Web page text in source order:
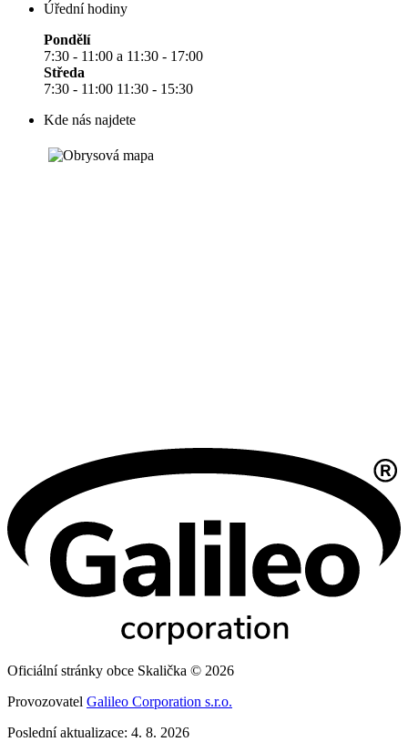
Úřední hodiny
Pondělí
7:30 - 11:00 a 11:30 - 17:00
Středa
7:30 - 11:00 11:30 - 15:30
Kde nás najdete
Oficiální stránky obce Skalička © 2026
Provozovatel Galileo Corporation s.r.o.
Poslední aktualizace: 4. 8. 2026